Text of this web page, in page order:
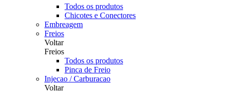
Todos os produtos
Chicotes e Conectores
Embreagem
Freios
Voltar
Freios
Todos os produtos
Pinca de Freio
Injecao / Carburacao
Voltar